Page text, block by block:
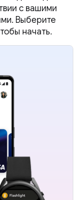
с вашими
Выберите
начать.